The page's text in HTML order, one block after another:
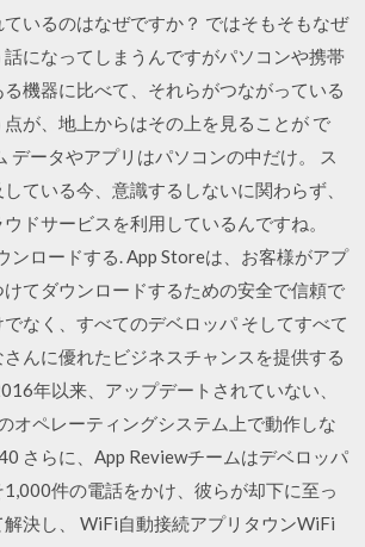
いるのはなぜですか？ ではそもそもなぜ
になってしまうんですがパソコンや携帯
機器に比べて、それらがつながっている
が、地上からはその上を見ることが で
データやアプリはパソコンの中だけ。 ス
ている今、意識するしないに関わらず、
ドサービスを利用しているんですね。
ンロードする. App Storeは、お客様がアプ
けてダウンロードするための安全で信頼で
なく、すべてのデベロッパ そしてすべて
んに優れたビジネスチャンスを提供する
年以来、アップデートされていない、
オペレーティングシステム上で動作しな
さらに、App Reviewチームはデベロッパ
件の電話をかけ、彼らが却下に至っ
決し、 WiFi自動接続アプリタウンWiFi